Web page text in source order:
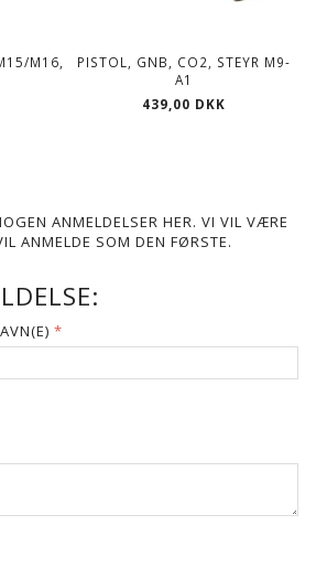
M16,
PISTOL, GNB, CO2, STEYR M9-
A1
439,00 DKK
ANMELDELSER HER. VI VIL VÆRE
ANMELDE SOM DEN FØRSTE.